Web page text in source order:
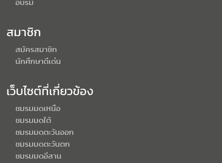
อบรม
สมาชิก
สมัครสมาชิก
นักศึกษาดีเด่น
เว็บไซต์ที่เกี่ยวข้อง
ชมรมมดเหนือ
ชมรมมดใต้
ชมรมมดตะวันออก
ชมรมมดตะวันตก
ชมรมมดอีสาน